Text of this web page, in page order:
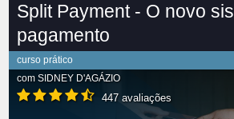
Split Payment - O novo
pagamento
curso prático
com SIDNEY D'AGÁZIO
447 avaliações